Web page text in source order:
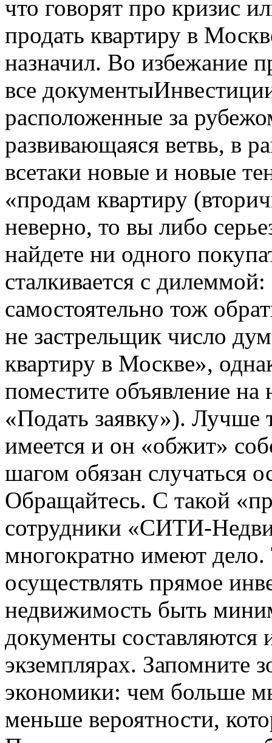
что говорят про кризис
продать квартиру в
назначил. Во избежание
все
расположенные за
развивающаяся ветвь, в
всетаки новые и новые
«продам квартиру
неверно, то вы либо
найдете ни одного
сталкивается с
самостоятельно тож
не застрельщик число
квартиру в Москве»,
поместите объявление
«Подать заявку»). Лучше
имеется и он «обжит»
шагом обязан случаться
Обращайтесь. С такой
сотрудники «СИТИ-
многократно имеют
осуществлять прямое
недвижимость быть
документы составляются
экземплярах. Запомните
экономики: чем больше
меньше вероятности,